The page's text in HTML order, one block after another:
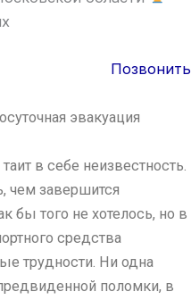
Позвонить
эвакуация
в себе неизвестность.
чем завершится
бы того не хотелось, но в
средства
трудности. Ни одна
поломки, в